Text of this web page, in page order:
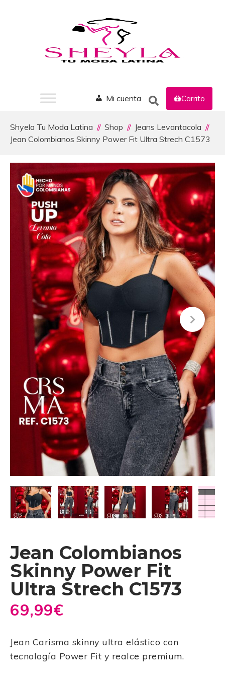
Mi cuenta Carrito
Shyela Tu Moda Latina Shop
Jeans Levantacola
Jean Colombianos Skinny Power Fit Ultra Strech C1573
Jean Colombianos
Skinny Power Fit
Ultra Strech C1573
69,99€
Jean Carisma skinny ultra elástico con
tecnología Power Fit y realce premium.